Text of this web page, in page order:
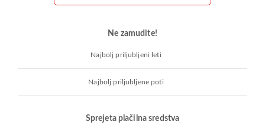
Ne zamudite!
Najbolj priljubljeni leti
Najbolj priljubljene poti
Sprejeta plačilna sredstva